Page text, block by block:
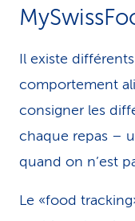
Il existe
comportement
consigner les
chaque repas –
quand on n’est
Le «food